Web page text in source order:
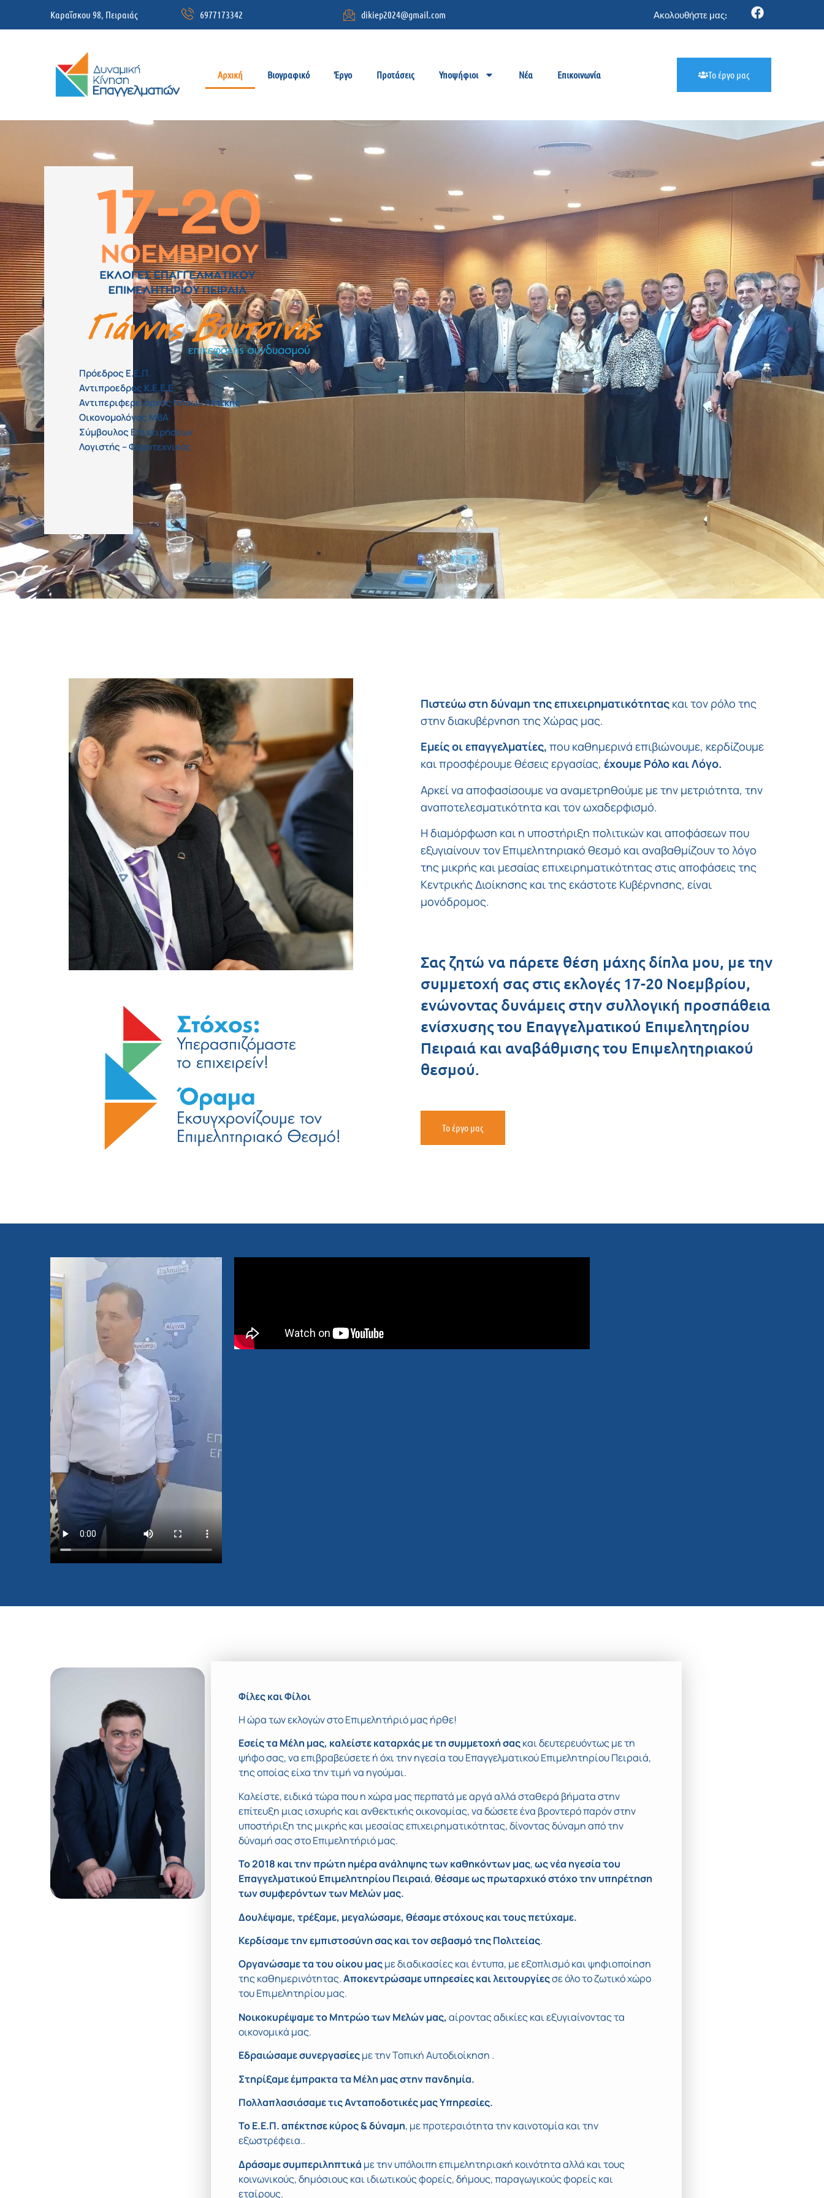
Καραΐσκου 98, Πειραιάς 6977173342 dikiep2024@gmail.com Ακολουθήστε μας:
Αρχική Βιογραφικό Έργο Προτάσεις Υποψήφιοι Νέα Επικοινωνία Το έργο μας
Πρόεδρος Ε.Ε.Π.
Αντιπροεδρος Κ.Ε.Ε.Ε.
Αντιπεριφερειάρχης Νήσων Αττικής
Οικονομολόγος MBA
Σύμβουλος Επιχειρήσεων
Λογιστής – Φοροτεχνικός
Πιστεύω στη δύναμη της επιχειρηματικότητας και τον ρόλο της
στην διακυβέρνηση της Χώρας μας.
Εμείς οι επαγγελματίες, που καθημερινά επιβιώνουμε, κερδίζουμε
και προσφέρουμε θέσεις εργασίας, έχουμε Ρόλο και Λόγο.
Αρκεί να αποφασίσουμε να αναμετρηθούμε με την μετριότητα, την
αναποτελεσματικότητα και τον ωχαδερφισμό.
Η διαμόρφωση και η υποστήριξη πολιτικών και αποφάσεων που
εξυγιαίνουν τον Επιμελητηριακό θεσμό και αναβαθμίζουν το λόγο
της μικρής και μεσαίας επιχειρηματικότητας στις αποφάσεις της
Κεντρικής Διοίκησης και της εκάστοτε Κυβέρνησης, είναι
μονόδρομος.
Σας ζητώ να πάρετε θέση μάχης δίπλα μου, με την
συμμετοχή σας στις εκλογές 17-20 Νοεμβρίου,
ενώνοντας δυνάμεις στην συλλογική προσπάθεια
ενίσχυσης του Επαγγελματικού Επιμελητηρίου
Πειραιά και αναβάθμισης του Επιμελητηριακού
θεσμού.
Το έργο μας
Φίλες και Φίλοι
Η ώρα των εκλογών στο Επιμελητήριό μας ήρθε!
Εσείς τα Μέλη μας, καλείστε καταρχάς με τη συμμετοχήσαςκαι δευτερευόντως με τη
ψήφο σας, να επιβραβεύσετε ή όχι την ηγεσία του Επαγγελματικού Επιμελητηρίου Πειραιά,
της οποίας είχα την τιμή να ηγούμαι.
Καλείστε, ειδικά τώρα που η χώρα μας περπατά με αργά αλλά σταθερά βήματα στην
επίτευξη μιας ισχυρής και ανθεκτικής οικονομίας, να δώσετε ένα βροντερό παρόν στην
υποστήριξη της μικρής και μεσαίας επιχειρηματικότητας, δίνοντας δύναμη από την
δύναμή σας στο Επιμελητήριό μας.
Το 2018 και την πρώτη ημέρα ανάληψης των καθηκόντων μας,ως νέα ηγεσία του
Επαγγελματικού Επιμελητηρίου Πειραιά,θέσαμε ως πρωταρχικό στόχο την υπηρέτηση
των συμφερόντων των Μελών μας.
Δουλέψαμε, τρέξαμε, μεγαλώσαμε, θέσαμε στόχους και τους πετύχαμε.
Κερδίσαμε την εμπιστοσύνη σας και τον σεβασμό της Πολιτείας.
Οργανώσαμε τα του οίκου μαςμε διαδικασίες και έντυπα, με εξοπλισμό και ψηφιοποίηση
της καθημερινότητας.Αποκεντρώσαμε υπηρεσίες και λειτουργίεςσε όλο το ζωτικό χώρο
του Επιμελητηρίου μας.
Νοικοκυρέψαμε το Μητρώο των Μελών μας, αίροντας αδικίες και εξυγιαίνοντας τα
οικονομικά μας.
Εδραιώσαμε συνεργασίεςμε την Τοπική Αυτοδιοίκηση .
Στηρίξαμε έμπρακτα τα Μέλη μας στην πανδημία.
Πολλαπλασιάσαμε τις Ανταποδοτικές μας Υπηρεσίες.
Το Ε.Ε.Π. απέκτησε κύρος & δύναμη, με προτεραιότητα την καινοτομία και την
εξωστρέφεια..
Δράσαμε συμπεριληπτικά με την υπόλοιπη επιμελητηριακή κοινότητα αλλά και τους
κοινωνικούς, δημόσιους και ιδιωτικούς φορείς, δήμους, παραγωγικούς φορείς και
εταίρους.